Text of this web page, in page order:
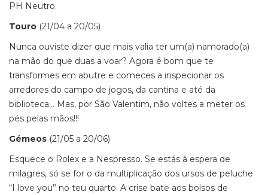
PH Neutro.
Touro (21/04 a 20/05)
Nunca ouviste dizer que mais valia ter um(a) namorado(a)
na mão do que duas a voar? Agora é bom que te
transformes em abutre e comeces a inspecionar os
arredores do campo de jogos, da cantina e até da
biblioteca… Mas, por São Valentim, não voltes a meter os
pés pelas mãos!!!
Gémeos (21/05 a 20/06)
Esquece o Rolex e a Nespresso. Se estás à espera de
milagres, só se for o da multiplicação dos ursos de peluche
“I love you” no teu quarto. A crise bate aos bolsos de